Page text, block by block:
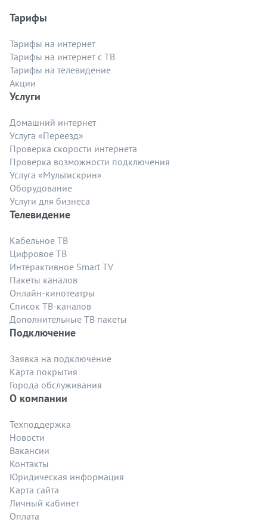
Тарифы
Тарифы на интернет
Тарифы на интернет с ТВ
Тарифы на телевидение
Акции
Услуги
Домашний интернет
Услуга «Переезд»
Проверка скорости интернета
Проверка возможности подключения
Услуга «Мультискрин»
Оборудование
Услуги для бизнеса
Телевидение
Кабельное ТВ
Цифровое ТВ
Интерактивное Smart TV
Пакеты каналов
Онлайн-кинотеатры
Список ТВ-каналов
Дополнительные ТВ пакеты
Подключение
Заявка на подключение
Карта покрытия
Города обслуживания
О компании
Техподдержка
Новости
Вакансии
Контакты
Юридическая информация
Карта сайта
Личный кабинет
Оплата